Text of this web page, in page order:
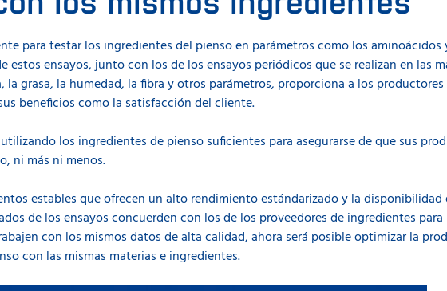
para testar los ingredientes del pienso en parámetros como los aminoácidos
ensayos, junto con los de los ensayos periódicos que se realizan en las
grasa, la humedad, la fibra y otros parámetros, proporciona a los
beneficios como la satisfacción del cliente.
los ingredientes de pienso suficientes para asegurarse de que sus
ni más ni menos.
estables que ofrecen un alto rendimiento estándarizado y la disponibilidad
de los ensayos concuerden con los de los proveedores de ingredientes para
con los mismos datos de alta calidad, ahora será posible optimizar la
con las mismas materias e ingredientes.